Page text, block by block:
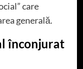
care
generală.
înconjurat